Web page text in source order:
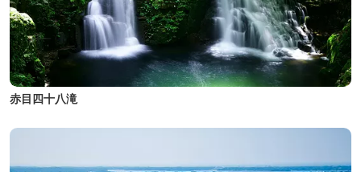
赤目四十八滝